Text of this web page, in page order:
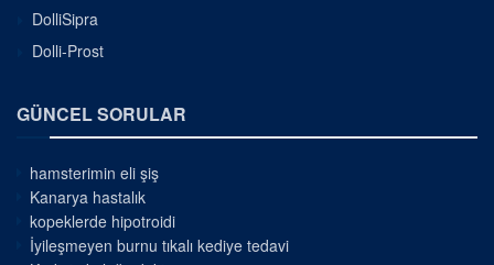
DolliSipra
Dolli-Prost
GÜNCEL SORULAR
hamsterimin eli şiş
Kanarya hastalık
kopeklerde hipotroidi
İyileşmeyen burnu tıkalı kediye tedavi